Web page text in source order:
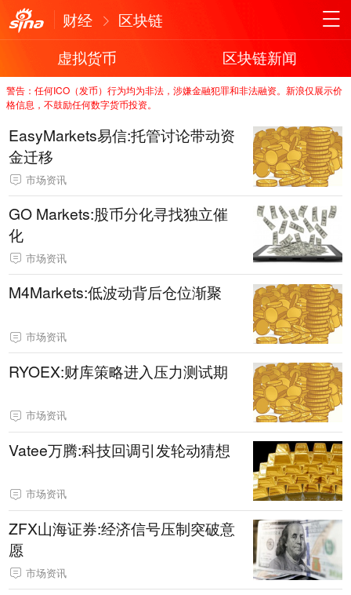
财经
区块链
虚拟货币
区块链新闻
警告：任何ICO（发币）行为均为非法，涉嫌金融犯罪和非法融资。新浪仅展示价
格信息，不鼓励任何数字货币投资。
EasyMarkets易信:托管讨论带动资
金迁移
市场资讯
GO Markets:股币分化寻找独立催
化
市场资讯
M4Markets:低波动背后仓位渐聚
市场资讯
RYOEX:财库策略进入压力测试期
市场资讯
Vatee万腾:科技回调引发轮动猜想
市场资讯
ZFX山海证券:经济信号压制突破意
愿
市场资讯